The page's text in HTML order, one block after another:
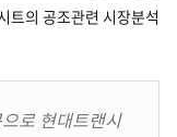
트의 공조관련 시장분석
로 현대트랜시